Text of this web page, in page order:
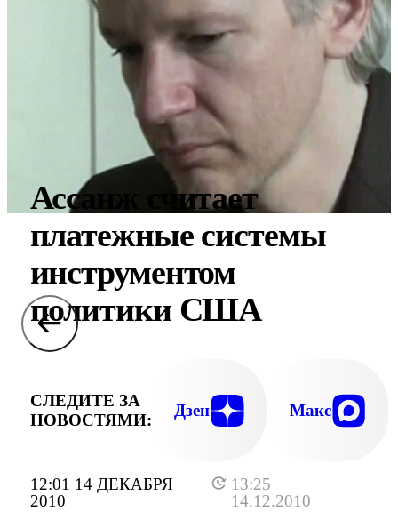
12:01 14 ДЕКАБРЯ
2010
13:25
14.12.2010
Ассанж считает
платежные системы
инструментом
политики США
СЛЕДИТЕ ЗА
НОВОСТЯМИ:
Дзен Макс